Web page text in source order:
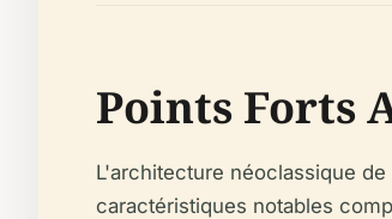
Points Forts
L'architecture néoclassique
caractéristiques notables